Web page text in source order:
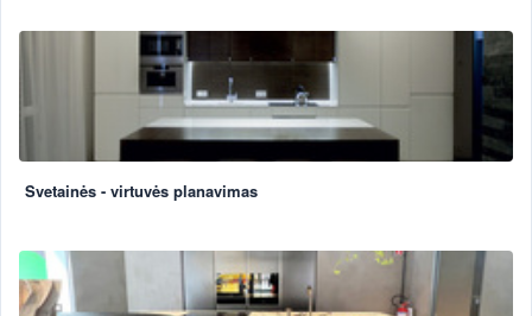
Svetainės - virtuvės planavimas